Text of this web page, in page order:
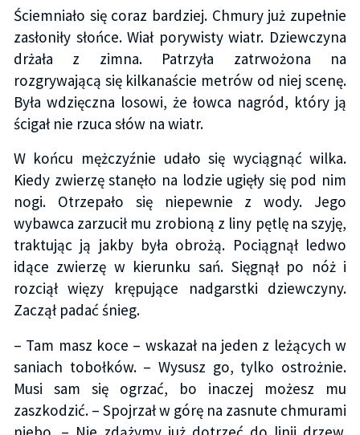
Ściemniało się coraz bardziej. Chmury już zupełnie
zasłoniły słońce. Wiał porywisty wiatr. Dziewczyna
drżała z zimna. Patrzyła zatrwożona na
rozgrywającą się kilkanaście metrów od niej scenę.
Była wdzięczna losowi, że łowca nagród, który ją
ścigał nie rzuca słów na wiatr.
W końcu mężczyźnie udało się wyciągnąć wilka.
Kiedy zwierzę stanęło na lodzie ugięły się pod nim
nogi. Otrzepało się niepewnie z wody. Jego
wybawca zarzucił mu zrobioną z liny pętlę na szyję,
traktując ją jakby była obrożą. Pociągnął ledwo
idące zwierzę w kierunku sań. Sięgnął po nóż i
rozciął więzy krępujące nadgarstki dziewczyny.
Zaczął padać śnieg.
– Tam masz koce – wskazał na jeden z leżących w
saniach tobołków. – Wysusz go, tylko ostrożnie.
Musi sam się ogrzać, bo inaczej możesz mu
zaszkodzić. – Spojrzał w górę na zasnute chmurami